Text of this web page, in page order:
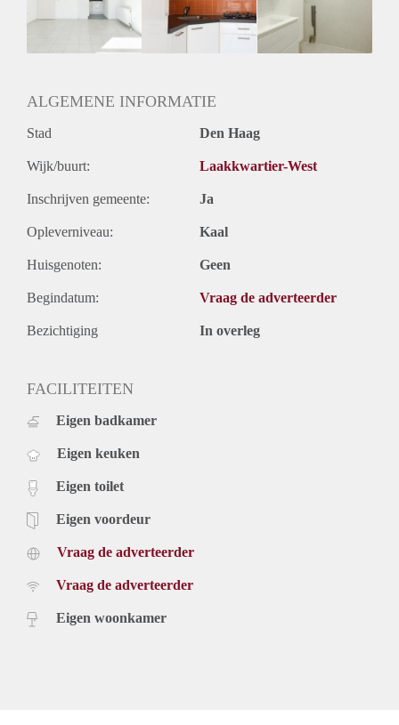
Onbepaalde termijn
ALGEMENE INFORMATIE
Stad Den Haag
Wijk/buurt: Laakkwartier-West
Inschrijven gemeente: Ja
Opleverniveau: Kaal
Huisgenoten: Geen
Begindatum: Vraag de adverteerder
Bezichtiging In overleg
FACILITEITEN
Eigen badkamer
Eigen keuken
Eigen toilet
Eigen voordeur
Vraag de adverteerder
Vraag de adverteerder
Eigen woonkamer